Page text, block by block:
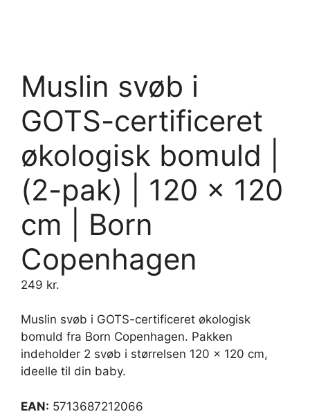
Muslin svøb i
GOTS-certificeret
økologisk bomuld |
(2-pak) | 120 x 120
cm | Born
Copenhagen
249 kr.
Muslin svøb i GOTS-certificeret økologisk
bomuld fra Born Copenhagen. Pakken
indeholder 2 svøb i størrelsen 120 x 120 cm,
ideelle til din baby.
EAN: 5713687212066